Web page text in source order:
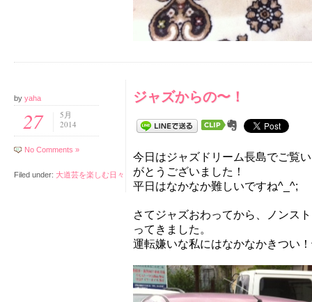
by yaha
27
5月
2014
No Comments »
Filed under: 大道芸を楽しむ日々
ジャズからの〜！
今日はジャズドリーム長島でご覧
がとうございました！
平日はなかなか難しいですね^_^;
さてジャズおわってから、ノンス
ってきました。
運転嫌いな私にはなかなかきつい